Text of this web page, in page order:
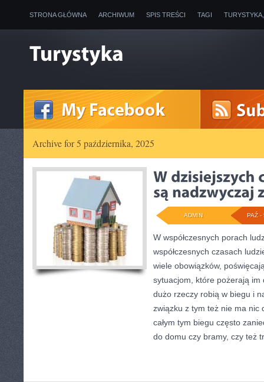
STRONA GŁÓWNA ARCHIWUM SPIS TREŚCI TAGI
Archive for 5 października, 2025
PAŹ -
ADMIN
W współczesnych porach
współczesnych czasach
wiele obowiązków,
sytuacjom, które pożerają im
dużo rzeczy robią w biegu i
związku z tym też nie ma nic
całym tym biegu często
do domu czy bramy, czy też